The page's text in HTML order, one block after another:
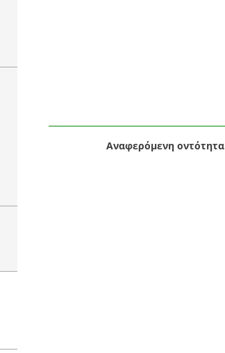
Αναφερόμενη οντότητα